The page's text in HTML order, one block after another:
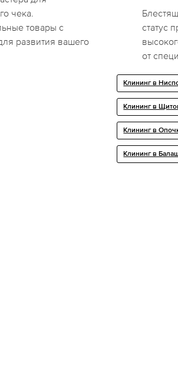
чека.
товары с
развития вашего
статус
от
Клининг в
Клининг в
Клининг в
Клининг в